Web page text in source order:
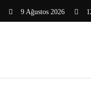
9 Ağustos 2026